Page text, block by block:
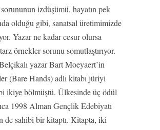
izdüşümü, hayatın pek
olduğu gibi, sanatsal üretimimizde
Yazar ne kadar cesur olursa
örnekler sorunu somutlaştırıyor.
yazar Bart Moeyaert’in
(Bare Hands) adlı kitabı jüriyi
ikiye bölmüştü. Ülkesinde üç ödül
1998 Alman Gençlik Edebiyatı
de sahibi bir kitaptı. Kitapta, iki